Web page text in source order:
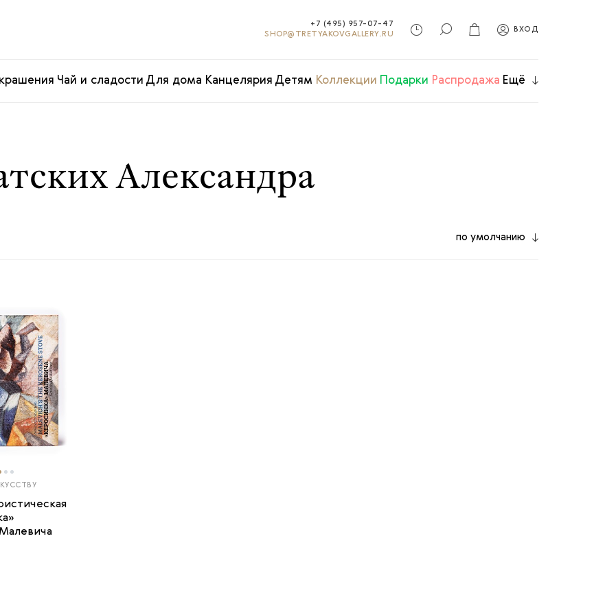
+7 (495) 957-07-47
SHOP@TRETYAKOVGALLERY.RU
ВХОД
Чай и сладости Для дома Канцелярия Детям Коллекции Подарки Распродажа Ещё
Александра
по умолчанию